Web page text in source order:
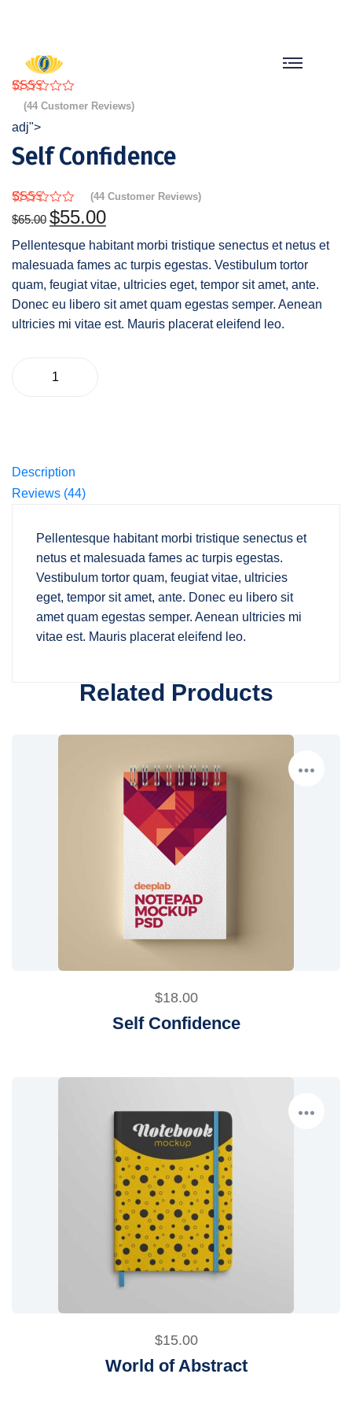
sohbet
hattı
betebet
betebet
betebet
betebet
olana
kredi
sohbet
hattı
Rated
2.32
out of
based
on
44(44 Customer Reviews)
adj">
Self Confidence
Rated
2.32
5
based
on
44
customer
ratings
(44 Customer Reviews)
$65.00 $55.00
Pellentesque habitant morbi tristique senectus et netus et
malesuada fames ac turpis egestas. Vestibulum tortor
quam, feugiat vitae, ultricies eget, tempor sit amet, ante.
Donec eu libero sit amet quam egestas semper. Aenean
ultricies mi vitae est. Mauris placerat eleifend leo.
Description
Reviews (44)
Pellentesque habitant morbi tristique senectus et
netus et malesuada fames ac turpis egestas.
Vestibulum tortor quam, feugiat vitae, ultricies
eget, tempor sit amet, ante. Donec eu libero sit
amet quam egestas semper. Aenean ultricies mi
vitae est. Mauris placerat eleifend leo.
Related Products
$18.00
Self Confidence
$15.00
World of Abstract